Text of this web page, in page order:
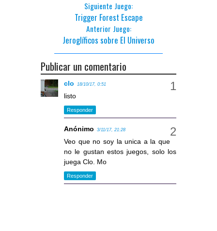
Siguiente Juego:
Trigger Forest Escape
Anterior Juego:
Jeroglíficos sobre El Universo
Publicar un comentario
clo 18/10/17, 0:51
listo
Responder
Anónimo 3/11/17, 21:28
Veo que no soy la unica a la que
no le gustan estos juegos, solo los
juega Clo. Mo
Responder